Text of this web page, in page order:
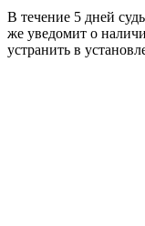
В течение 5 дней
же уведомит о
устранить в